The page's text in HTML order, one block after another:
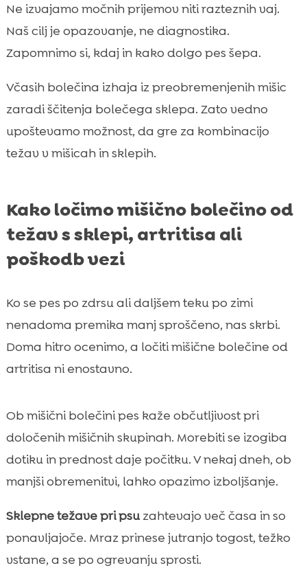
Ne izvajamo močnih prijemov niti razteznih vaj.
Naš cilj je opazovanje, ne diagnostika.
Zapomnimo si, kdaj in kako dolgo pes šepa.
Včasih bolečina izhaja iz preobremenjenih mišic
zaradi ščitenja bolečega sklepa. Zato vedno
upoštevamo možnost, da gre za kombinacijo
težav v mišicah in sklepih.
Kako ločimo mišično bolečino od
težav s sklepi, artritisa ali
poškodb vezi
Ko se pes po zdrsu ali daljšem teku po zimi
nenadoma premika manj sproščeno, nas skrbi.
Doma hitro ocenimo, a ločiti mišične bolečine od
artritisa ni enostavno.
Ob mišični bolečini pes kaže občutljivost pri
določenih mišičnih skupinah. Morebiti se izogiba
dotiku in prednost daje počitku. V nekaj dneh, ob
manjši obremenitvi, lahko opazimo izboljšanje.
Sklepne težave pri psuzahtevajo več časa in so
ponavljajoče. Mraz prinese jutranjo togost, težko
vstane, a se po ogrevanju sprosti.